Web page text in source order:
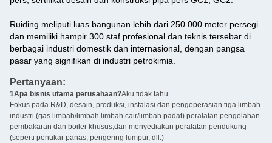
Ruiding meliputi luas bangunan lebih dari 250.000 meter persegi
dan memiliki hampir 300 staf profesional dan teknis.tersebar di
berbagai industri domestik dan internasional, dengan pangsa
pasar yang signifikan di industri petrokimia.
Pertanyaan:
1Apa bisnis utama perusahaan?Aku tidak tahu.
Fokus pada R&D, desain, produksi, instalasi dan pengoperasian tiga limbah
industri (gas limbah/limbah limbah cair/limbah padat) peralatan pengolahan
pembakaran dan boiler khusus,dan menyediakan peralatan pendukung
(seperti penukar panas, pengering lumpur, dll.)